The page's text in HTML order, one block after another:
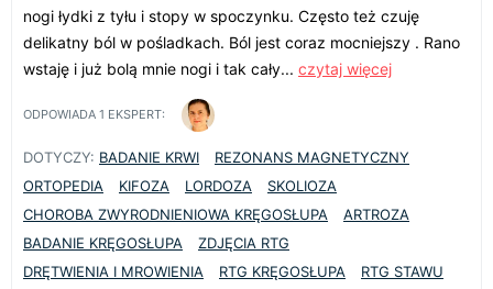
nogi łydki z tyłu i stopy w spoczynku. Często też czuję
delikatny ból w pośladkach. Ból jest coraz mocniejszy . Rano
wstaję i już bolą mnie nogi i tak cały... czytaj więcej
ODPOWIADA 1 EKSPERT:
DOTYCZY: BADANIE KRWI
REZONANS MAGNETYCZNY
ORTOPEDIA
KIFOZA LORDOZA
SKOLIOZA
CHOROBA ZWYRODNIENIOWA KRĘGOSŁUPA
ARTROZA
BADANIE KRĘGOSŁUPA
ZDJĘCIA RTG
DRĘTWIENIA I MROWIENIA
RTG KRĘGOSŁUPA
RTG STAWU